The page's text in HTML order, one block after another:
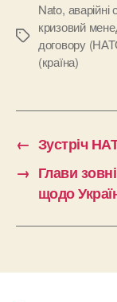
Позначки
Nato, аварійні
кризовий
договору
(країна)
← Зустріч
→ Глави
щодо